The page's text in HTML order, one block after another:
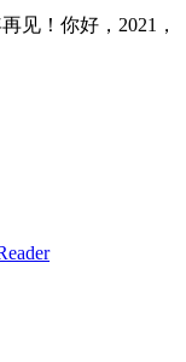
见！你好，2021，